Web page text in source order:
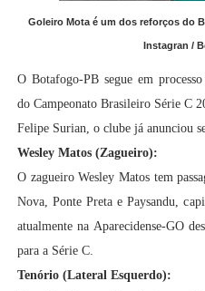
Goleiro Mota é um dos reforços do
Instagran /
O Botafogo-PB segue em
do Campeonato Brasileiro Série C
Felipe Surian, o clube já anunciou
Wesley Matos (Zagueiro):
O zagueiro Wesley Matos tem
Nova, Ponte Preta e Paysandu, c
atualmente na Aparecidense-GO
para a Série C.
Tenório (Lateral Esquerdo):